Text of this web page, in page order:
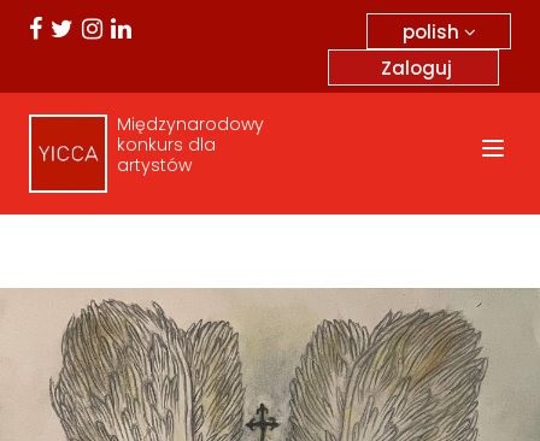
polish
Zaloguj
Międzynarodowy
konkurs dla
artystów